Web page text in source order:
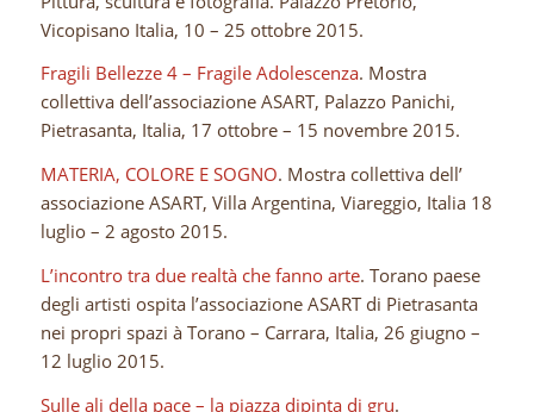
Vicopisano Italia, 10 – 25 ottobre 2015.
Fragili Bellezze 4 – Fragile Adolescenza. Mostra
collettiva dell’associazione ASART, Palazzo Panichi,
Pietrasanta, Italia, 17 ottobre – 15 novembre 2015.
MATERIA, COLORE E SOGNO. Mostra collettiva dell’
associazione ASART, Villa Argentina, Viareggio, Italia 18
luglio – 2 agosto 2015.
L’incontro tra due realtà che fanno arte. Torano paese
degli artisti ospita l’associazione ASART di Pietrasanta
nei propri spazi à Torano – Carrara, Italia, 26 giugno –
12 luglio 2015.
Sulle ali della pace – la piazza dipinta di gru.